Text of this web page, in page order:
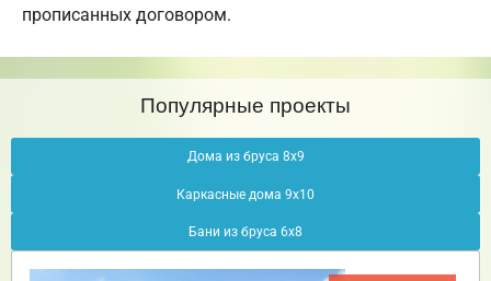
прописанных договором.
Популярные проекты
Дома из бруса 8х9
Каркасные дома 9х10
Бани из бруса 6х8